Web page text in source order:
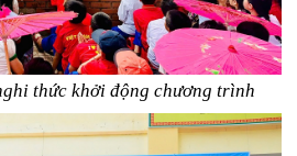
thức khởi động chương trình